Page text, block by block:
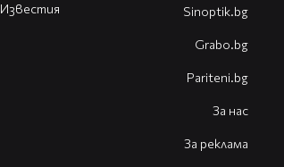
Известия Sinoptik.bg
Grabo.bg
Pariteni.bg
За нас
За реклама